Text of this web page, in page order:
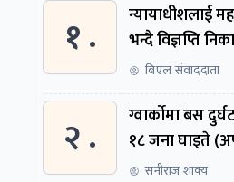
१ .
न्यायाधीशलाई
भन्दै विज्ञप्ति
संसदीय समितिमा
बिएल संवाददाता
२ .
ग्वार्काेमा बस
१८ जना घाइते
सनीराज शाक्य